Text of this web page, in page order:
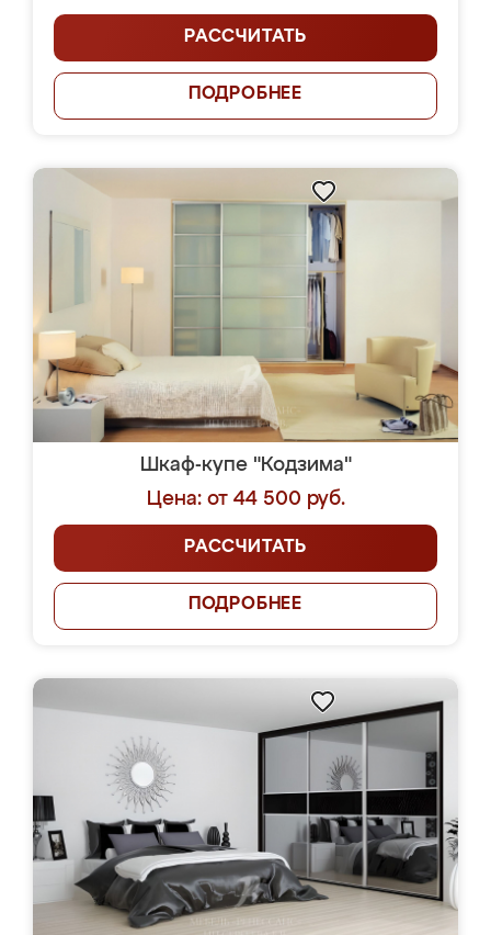
РАССЧИТАТЬ
ПОДРОБНЕЕ
Шкаф-купе "Кодзима"
Цена: от 44 500 руб.
РАССЧИТАТЬ
ПОДРОБНЕЕ